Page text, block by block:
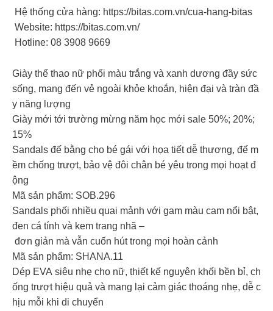
Hệ thống cửa hàng: https://bitas.com.vn/cua-hang-bitas
Website: https://bitas.com.vn/
️ Hotline: 08 3908 9669
Giày thể thao nữ phối màu trắng và xanh dương đầy sức
sống, mang đến vẻ ngoài khỏe khoắn, hiện đại và tràn đầ
y năng lượng
Giày mới tới trường mừng năm học mới sale 50%; 20%;
15%
Sandals đế bằng cho bé gái với họa tiết dễ thương, đế m
ềm chống trượt, bảo vệ đôi chân bé yêu trong mọi hoạt đ
ộng
Mã sản phẩm: SOB.296
Sandals phối nhiều quai mảnh với gam màu cam nổi bật,
đen cá tính và kem trang nhã –
đơn giản mà vẫn cuốn hút trong mọi hoàn cảnh
Mã sản phẩm: SHANA.11
Dép EVA siêu nhẹ cho nữ, thiết kế nguyên khối bền bỉ, ch
ống trượt hiệu quả và mang lại cảm giác thoáng nhẹ, dễ c
hịu mỗi khi di chuyển